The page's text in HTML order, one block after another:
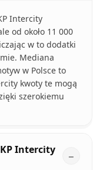
Intercity
od około 11 000
w to dodatki
Mediana
w Polsce to
kwoty te mogą
szerokiemu
Intercity